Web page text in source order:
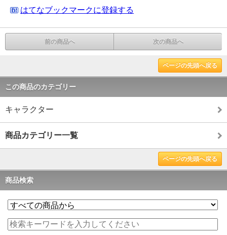
はてなブックマークに登録する
前の商品へ 次の商品へ
ページの先頭へ戻る
この商品のカテゴリー
キャラクター
商品カテゴリー一覧
ページの先頭へ戻る
商品検索